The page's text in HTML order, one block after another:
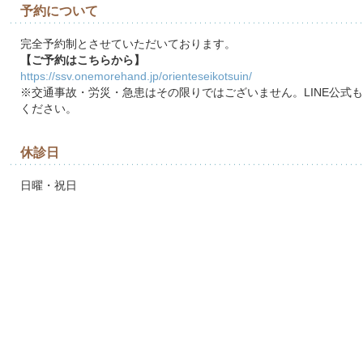
予約について
完全予約制とさせていただいております。
【ご予約はこちらから】
https://ssv.onemorehand.jp/orienteseikotsuin/
※交通事故・労災・急患はその限りではございません。LINE公式
ください。
休診日
日曜・祝日